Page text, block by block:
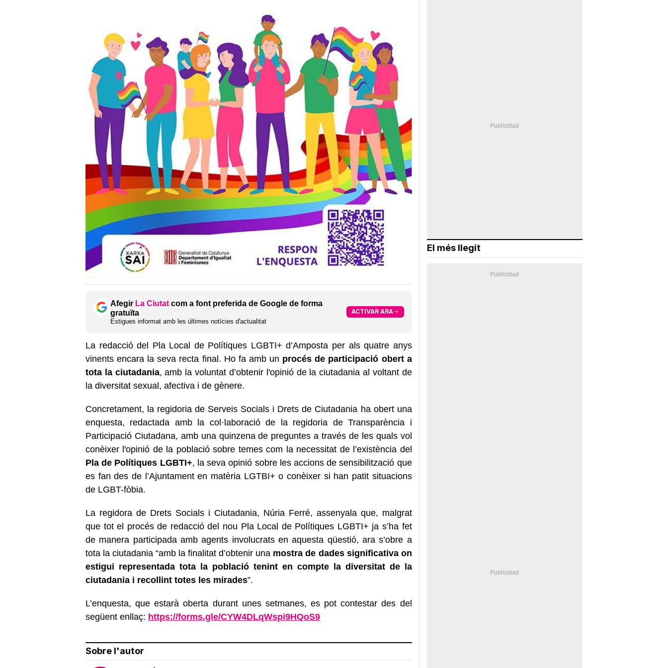
Afegir La Ciutat com a font preferida de Google de forma
gratuïta
Estigues informat amb les últimes notícies d'actualitat
ACTIVAR ARA
La redacció del Pla Local de Polítiques LGBTI+ d’Amposta per als quatre anys
vinents encara la seva recta final. Ho fa amb un procés de participació obert a
tota la ciutadania, amb la voluntat d’obtenir l'opinió de la ciutadania al voltant de
la diversitat sexual, afectiva i de gènere.
Concretament, la regidoria de Serveis Socials i Drets de Ciutadania ha obert una
enquesta, redactada amb la col·laboració de la regidoria de Transparència i
Participació Ciutadana, amb una quinzena de preguntes a través de les quals vol
conèixer l'opinió de la població sobre temes com la necessitat de l’existència del
Pla de Polítiques LGBTI+, la seva opinió sobre les accions de sensibilització que
es fan des de l’Ajuntament en matèria LGTBI+ o conèixer si han patit situacions
de LGBT-fòbia.
La regidora de Drets Socials i Ciutadania, Núria Ferré, assenyala que, malgrat
que tot el procés de redacció del nou Pla Local de Polítiques LGBTI+ ja s’ha fet
de manera participada amb agents involucrats en aquesta qüestió, ara s’obre a
tota la ciutadania “amb la finalitat d’obtenir una mostra de dades significativa on
estigui representada tota la població tenint en compte la diversitat de la
ciutadania i recollint totes les mirades”.
L’enquesta, que estarà oberta durant unes setmanes, es pot contestar des del
següent enllaç: https://forms.gle/CYW4DLqWspi9HQoS9
Sobre l'autor
El més llegit